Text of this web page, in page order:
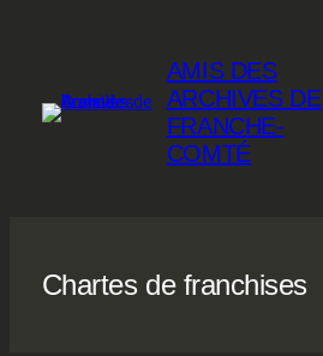
AMIS DES
ARCHIVES DE
FRANCHE-
COMTÉ
Chartes de franchises